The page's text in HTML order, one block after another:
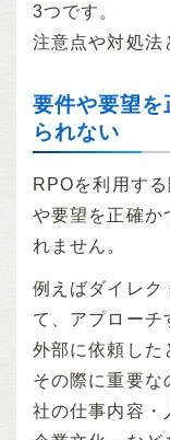
3つです。
注意点や対処法
要件や要望を
られない
RPOを利用す
や要望を正確か
れません。
例えばダイレク
て、アプローチ
外部に依頼した
その際に重要な
社の仕事内容・